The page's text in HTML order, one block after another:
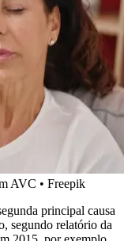
AVC • Freepik
principal causa
segundo relatório da